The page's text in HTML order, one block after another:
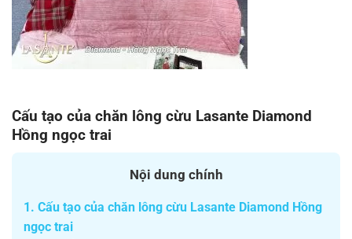
Cấu tạo của chăn lông cừu Lasante Diamond
Hồng ngọc trai
Nội dung chính
1. Cấu tạo của chăn lông cừu Lasante Diamond Hồng
ngọc trai